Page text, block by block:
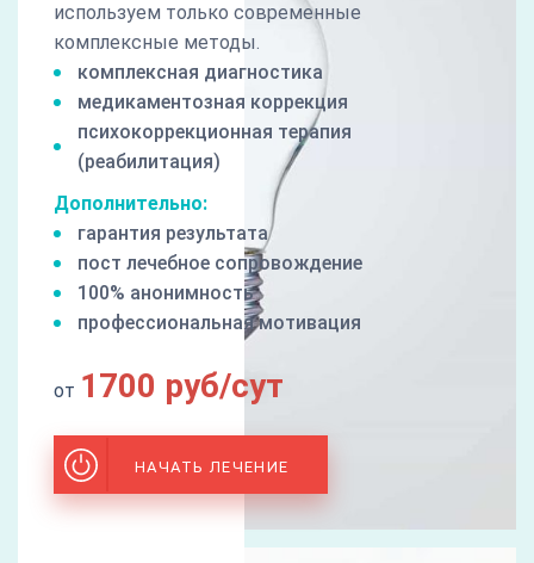
используем только современные
комплексные методы.
комплексная диагностика
медикаментозная коррекция
психокоррекционная терапия
(реабилитация)
Дополнительно:
гарантия результата
пост лечебное сопровождение
100% анонимность
профессиональная мотивация
от 1700 руб/сут
НАЧАТЬ ЛЕЧЕНИЕ